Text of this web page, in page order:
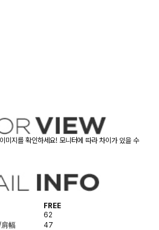
미지를 확인하세요! 모니터에 따라 차이가 있을 수
FREE
62
幅
47